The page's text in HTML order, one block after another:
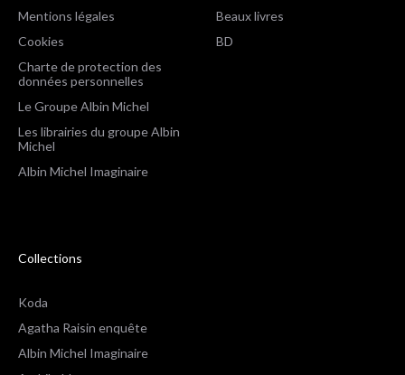
Mentions légales
Cookies
Charte de protection des
données personnelles
Le Groupe Albin Michel
Les librairies du groupe Albin
Michel
Albin Michel Imaginaire
Beaux livres
BD
Collections
Koda
Agatha Raisin enquête
Albin Michel Imaginaire